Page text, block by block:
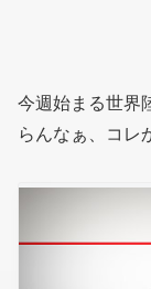
今週始まる世界
らんなぁ、コレ